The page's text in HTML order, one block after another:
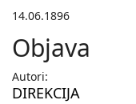
14.06.1896
Objava
Autori:
DIREKCIJA